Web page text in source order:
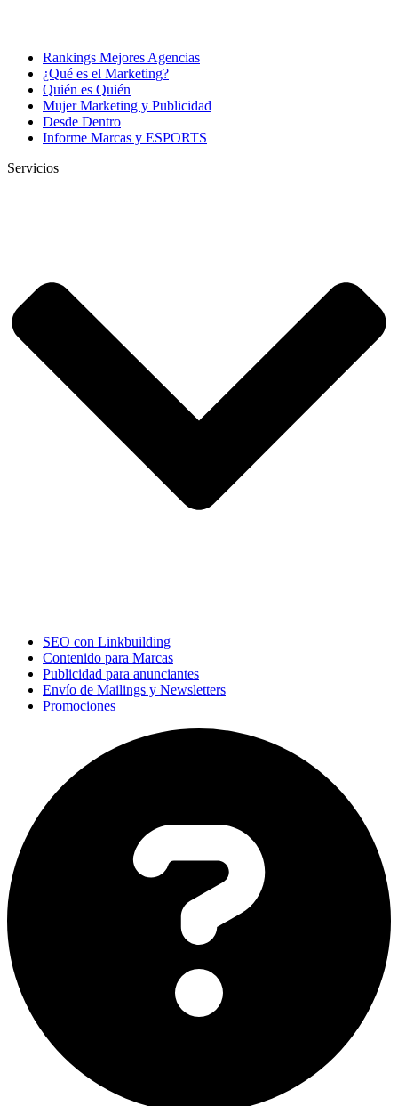
Rankings Mejores Agencias
¿Qué es el Marketing?
Quién es Quién
Mujer Marketing y Publicidad
Desde Dentro
Informe Marcas y ESPORTS
Servicios
SEO con Linkbuilding
Contenido para Marcas
Publicidad para anunciantes
Envío de Mailings y Newsletters
Promociones